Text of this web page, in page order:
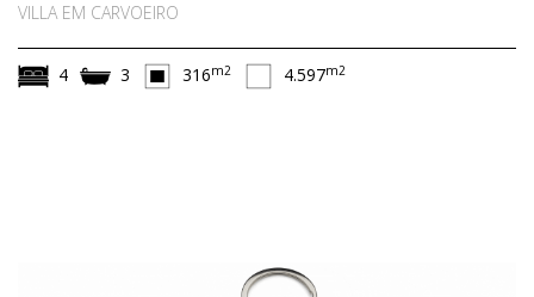
VILLA EM CARVOEIRO
4 3 316m2 4.597m2